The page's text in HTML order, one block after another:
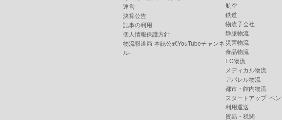
運営
決算公告
記事の利用
個人情報保護方針
物流報道局-本誌公式YouTubeチャンネ
ル-
航空
鉄道
物流子会社
静脈物流
災害物流
食品物流
EC物流
メディカル物流
アパレル物流
都市・館内物流
スタートアップ･ベ
利用運送
貿易・税関